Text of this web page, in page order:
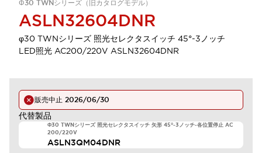
Φ30 TWNシリーズ（旧カタログモデル）
ASLN32604DNR
φ30 TWNシリーズ 照光セレクタスイッチ 45°-3ノッチ
LED照光 AC200/220V ASLN32604DNR
販売中止 2026/06/30
代替製品
Φ30 TWNシリーズ 照光セレクタスイッチ 矢形 45°-3ノッチ-各位置停止 AC
200/220V
ASLN3QM04DNR